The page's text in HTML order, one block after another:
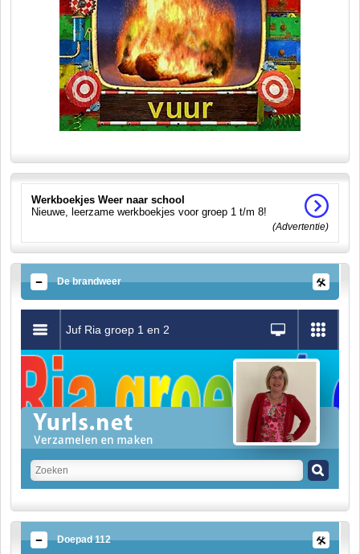
Werkboekjes Weer naar school
Nieuwe, leerzame werkboekjes voor groep 1 t/m 8!
(Advertentie)
De brandweer
Doepad 112